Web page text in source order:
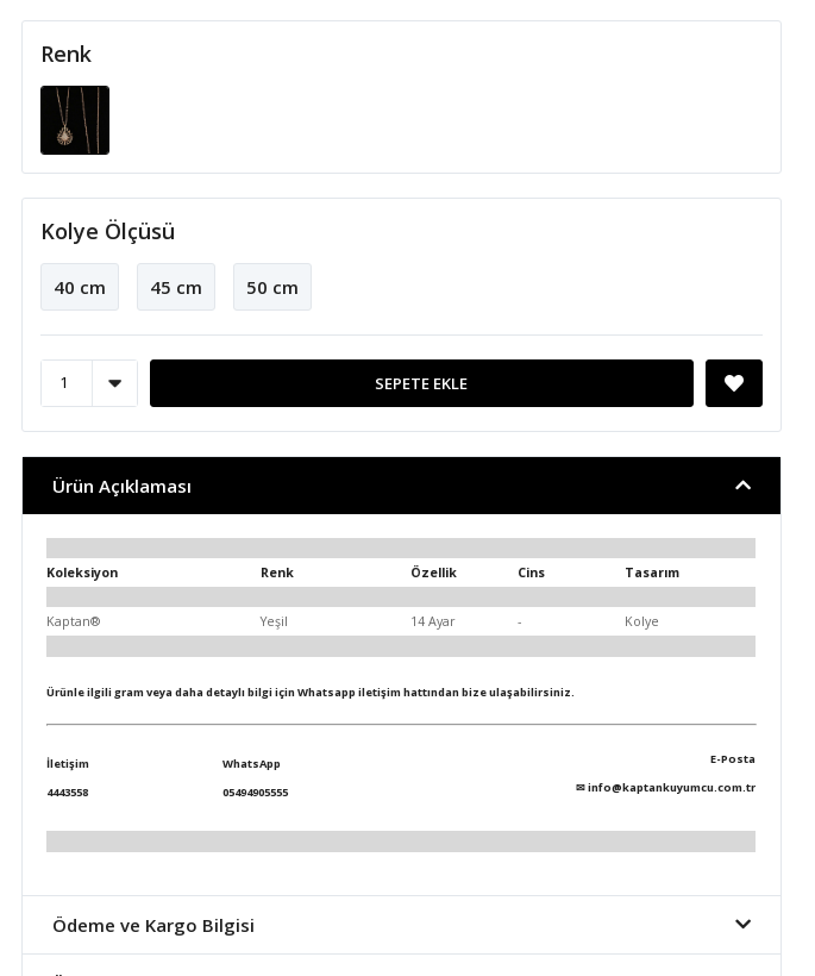
Renk
Kolye Ölçüsü
40 cm 45 cm 50 cm
SEPETE EKLE
Ürün Açıklaması
Koleksiyon Renk Özellik Cins Tasarım
Kaptan® Yeşil 14 Ayar - Kolye
Ürünle ilgili gram veya daha detaylı bilgi için Whatsapp iletişim hattından bize ulaşabilirsiniz.
İletişim
4443558
WhatsApp
05494905555
E-Posta
✉info@kaptankuyumcu.com.tr
Ödeme ve Kargo Bilgisi